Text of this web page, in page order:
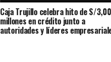
Caja Trujillo celebra hito de S/
millones en crédito junto a
autoridades y líderes